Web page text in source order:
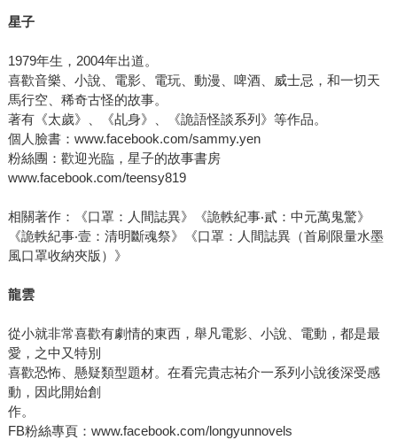
星子
1979年生，2004年出道。
喜歡音樂、小說、電影、電玩、動漫、啤酒、威士忌，和一切天
馬行空、稀奇古怪的故事。
著有《太歲》、《乩身》、《詭語怪談系列》等作品。
個人臉書：www.facebook.com/sammy.yen
粉絲團：歡迎光臨，星子的故事書房
www.facebook.com/teensy819
相關著作：《口罩：人間誌異》《詭軼紀事‧貳：中元萬鬼驚》
《詭軼紀事‧壹：清明斷魂祭》《口罩：人間誌異（首刷限量水墨
風口罩收納夾版）》
龍雲
從小就非常喜歡有劇情的東西，舉凡電影、小說、電動，都是最
愛，之中又特別
喜歡恐怖、懸疑類型題材。在看完貴志祐介一系列小說後深受感
動，因此開始創
作。
FB粉絲專頁：www.facebook.com/longyunnovels